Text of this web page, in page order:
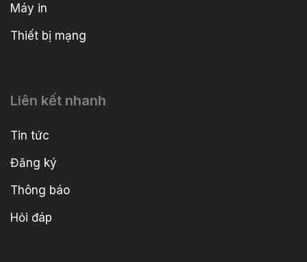
Máy in
Thiết bị mạng
Liên kết nhanh
Tin tức
Đăng ký
Thông báo
Hỏi đáp